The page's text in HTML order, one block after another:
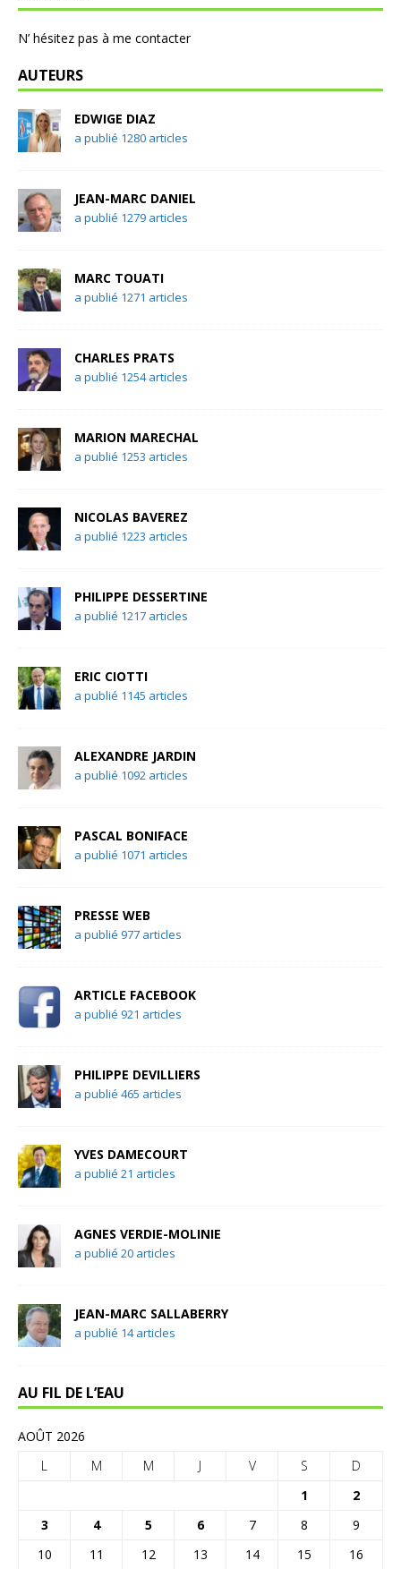
N’ hésitez pas à me contacter
AUTEURS
EDWIGE DIAZ
a publié 1280 articles
JEAN-MARC DANIEL
a publié 1279 articles
MARC TOUATI
a publié 1271 articles
CHARLES PRATS
a publié 1254 articles
MARION MARECHAL
a publié 1253 articles
NICOLAS BAVEREZ
a publié 1223 articles
PHILIPPE DESSERTINE
a publié 1217 articles
ERIC CIOTTI
a publié 1145 articles
ALEXANDRE JARDIN
a publié 1092 articles
PASCAL BONIFACE
a publié 1071 articles
PRESSE WEB
a publié 977 articles
ARTICLE FACEBOOK
a publié 921 articles
PHILIPPE DEVILLIERS
a publié 465 articles
YVES DAMECOURT
a publié 21 articles
AGNES VERDIE-MOLINIE
a publié 20 articles
JEAN-MARC SALLABERRY
a publié 14 articles
AU FIL DE L’EAU
AOÛT 2026
L
M M J V S
D
1
2
3
4 5 6 7 8
9
10
11 12 13 14 15 16